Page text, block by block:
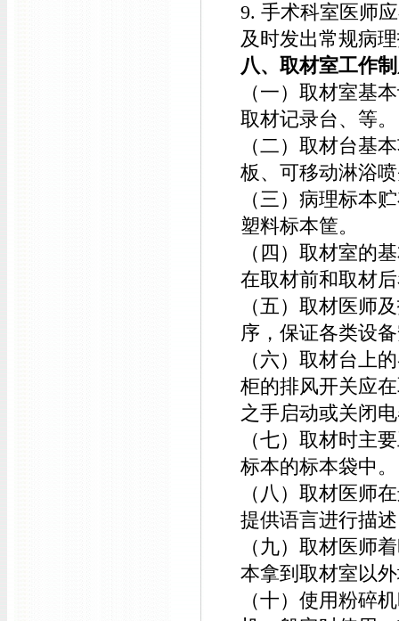
9. 手术科室医师
及时发出常规病
八、取材室工作
（一）取材室基
取材记录台、等。
（二）取材台基
板、可移动淋浴
（三）病理标本
塑料标本筐。
（四）取材室的
在取材前和取材
（五）取材医师
序，保证各类设
（六）取材台上
柜的排风开关应
之手启动或关闭
（七）取材时主
标本的标本袋中。
（八）取材医师
提供语言进行描
（九）取材医师
本拿到取材室以
（十）使用粉碎